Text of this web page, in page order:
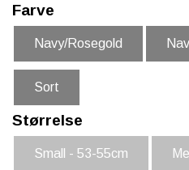
Farve
Navy/Rosegold
Sort
Størrelse
Small - 53-55cm